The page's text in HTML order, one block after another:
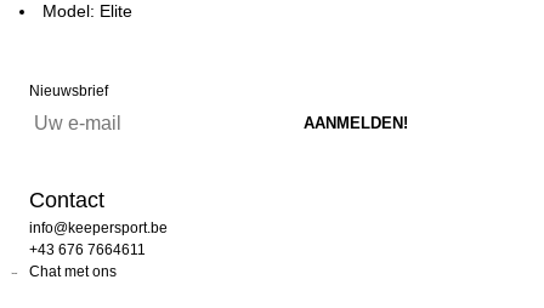
Model: Elite
Nieuwsbrief
Contact
info@keepersport.be
+43 676 7664611
Chat met ons